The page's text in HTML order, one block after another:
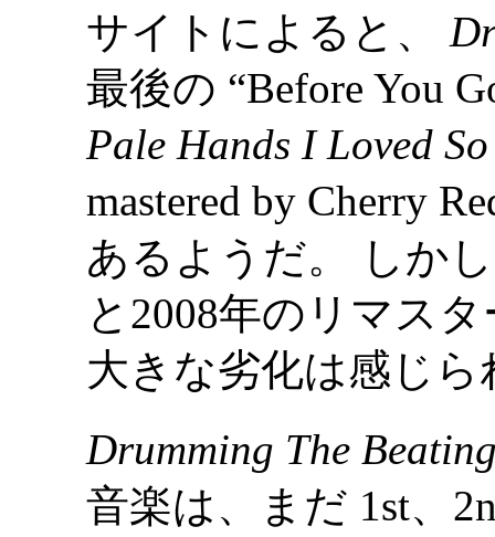
サイトによると、
最後の “Before You
Pale Hands I Loved
mastered by Cherry
あるようだ。 しか
と2008年のリマス
大きな劣化は感じ
Drumming The
音楽は、まだ 1st、